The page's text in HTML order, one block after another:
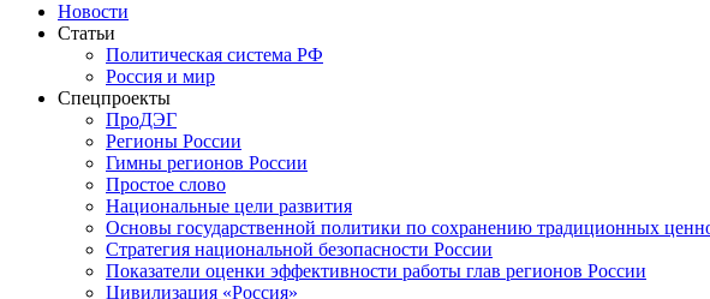
Новости
Статьи
Политическая система РФ
Россия и мир
Спецпроекты
ПроДЭГ
Регионы России
Гимны регионов России
Простое слово
Национальные цели развития
Основы государственной политики по сохранению традиционных
Стратегия национальной безопасности России
Показатели оценки эффективности работы глав регионов России
Цивилизация «Россия»